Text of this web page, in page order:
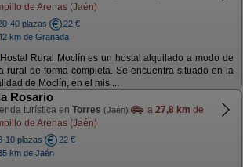
de Arenas (Jaén)
40 plazas
22 €
km de Granada
Hostal Rural Moclín es un hostal alquilado a modo de
rural de forma completa. Se encuentra situado en la
de Moclín, en el mis ...
Rosario
turística en Torres (Jaén) a 27,8 km de
de Arenas (Jaén)
10 plazas
22 €
km de Jaén